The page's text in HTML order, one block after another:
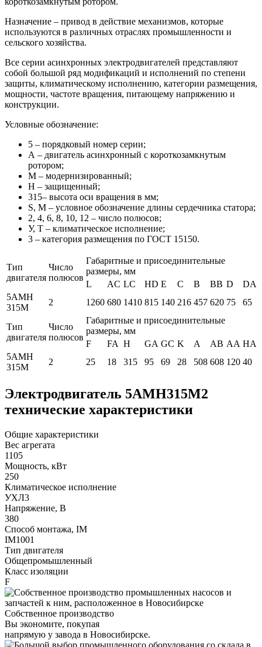
Назначение – привод в действие механизмов, которые
используются в различных отраслях промышленности и
сельского хозяйства.
Все серии асинхронных электродвигателей представляют
собой большой ряд модификаций и исполнений по степени
защиты, климатическому исполнению, категории размещения,
мощности, частоте вращения, питающему напряжению и
конструкции.
Условные обозначение:
5 – порядковый номер серии;
А – двигатель асинхронный с короткозамкнутым
ротором;
М – модернизированный;
Н – защищенный;
315– высота оси вращения в мм;
S, M – условное обозначение длины сердечника статора;
2, 4, 6, 8, 10, 12 – число полюсов;
У, Т – климатическое исполнение;
3 – категория размещения по ГОСТ 15150.
Тип
двигателя
Число
полюсов
Габаритные и присоединительные
размеры, мм
L
AC LC HD E C B BB D
DA
5АМН
315M
2 1260 680 1410 815 140 216 457 620 75 65
Тип
двигателя
Число
полюсов
Габаритные и присоединительные
размеры, мм
F
FA H GA GC K A AB AA HA
5АМН
315M
2 25 18 315 95 69 28 508 608 120 40
Электродвигатель 5АМН315М2
технические характеристики
Общие характеристики
Вес агрегата
1105
Мощность, кВт
250
Климатическое исполнение
УХЛ3
Напряжение, В
380
Способ монтажа, IM
IM1001
Тип двигателя
Общепромышленный
Класс изоляции
F
Собственное производство
Вы экономите, покупая
напрямую у завода в Новосибирске.